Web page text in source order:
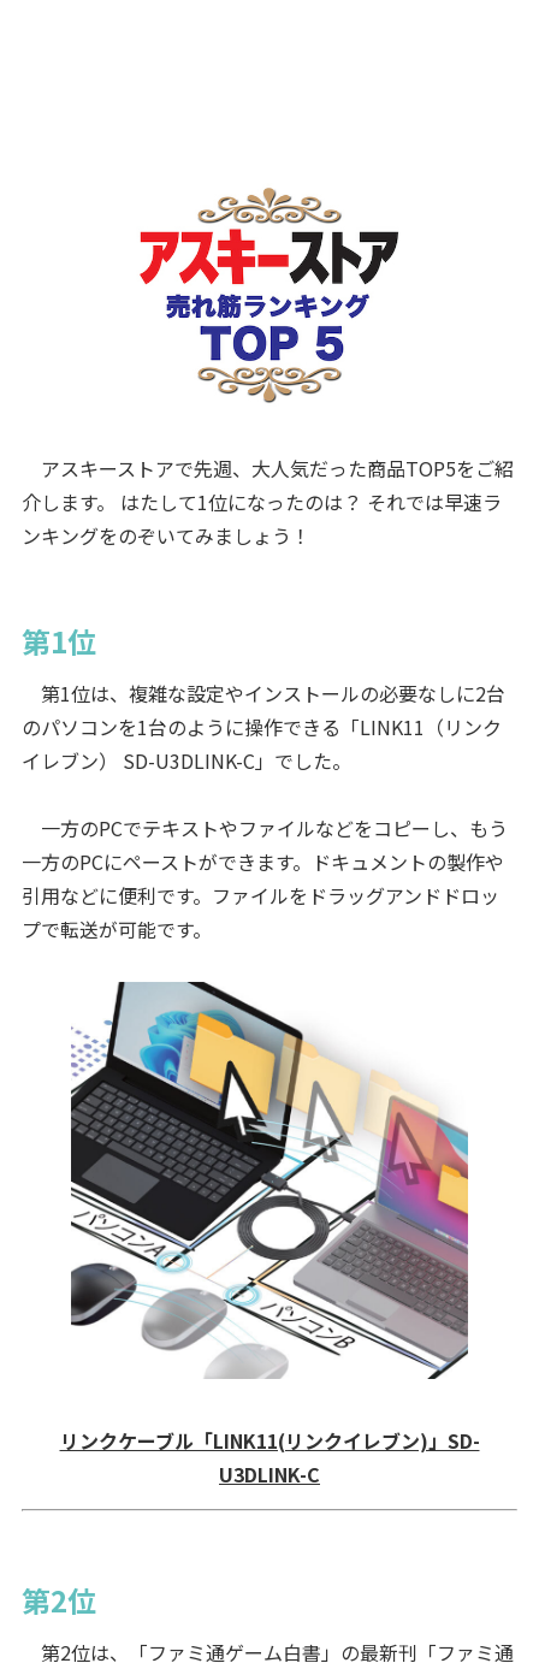
アスキーストアで先週、大人気だった商品TOP5をご紹
介します。 はたして1位になったのは？ それでは早速ラ
ンキングをのぞいてみましょう！
第1位
第1位は、複雑な設定やインストールの必要なしに2台
のパソコンを1台のように操作できる「LINK11（リンク
イレブン） SD-U3DLINK-C」でした。
一方のPCでテキストやファイルなどをコピーし、もう
一方のPCにペーストができます。ドキュメントの製作や
引用などに便利です。ファイルをドラッグアンドドロッ
プで転送が可能です。
リンクケーブル「LINK11(リンクイレブン)」SD-
U3DLINK-C
第2位
第2位は、「ファミ通ゲーム白書」の最新刊「ファミ通